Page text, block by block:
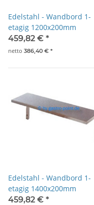
Edelstahl - Wandbord 1-
etagig 1200x200mm
459,82 € *
netto 386,40 € *
Edelstahl - Wandbord 1-
etagig 1400x200mm
459,82 € *